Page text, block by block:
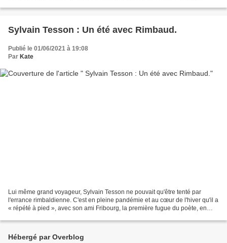
Sylvain Tesson : Un été avec Rimbaud.
Publié le 01/06/2021 à 19:08
Par Kate
Lui même grand voyageur, Sylvain Tesson ne pouvait qu'être tenté par
l'errance rimbaldienne. C'est en pleine pandémie et au cœur de l'hiver qu'il a
« répété à pied », avec son ami Fribourg, la première fugue du poète, en
Hébergé par Overblog